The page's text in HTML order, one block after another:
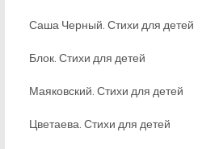
Саша Черный. Стихи для детей
Блок. Стихи для детей
Маяковский. Стихи для детей
Цветаева. Стихи для детей